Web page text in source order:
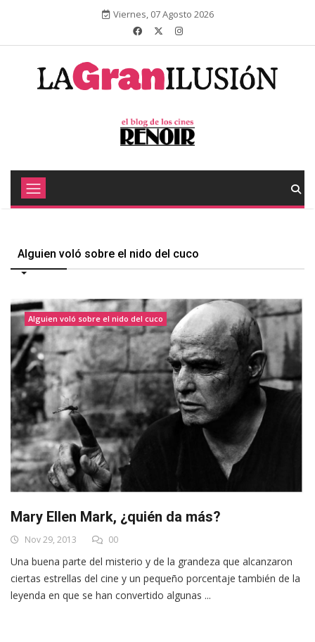
Viernes, 07 Agosto 2026
Alguien voló sobre el nido del cuco
Alguien voló sobre el nido del cuco
Mary Ellen Mark, ¿quién da más?
Nov 29, 2013 00
Una buena parte del misterio y de la grandeza que alcanzaron
ciertas estrellas del cine y un pequeño porcentaje también de la
leyenda en que se han convertido algunas ...